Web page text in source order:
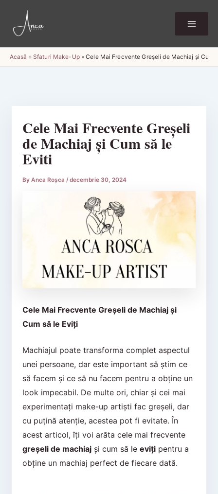
content
Acasă » Sfaturi Make-Up»Cele Mai Frecvente Greșeli de Machiaj și Cum
Cele Mai Frecvente Greșeli
de Machiaj și Cum să le
Eviti
By Anca Roșca /decembrie 30, 2024
Cele Mai Frecvente Greșeli de Machiaj și
Cum să le Eviți
Machiajul poate transforma complet aspectul
unei persoane, dar este important să știm ce
să facem și ce să nu facem pentru a obține un
look impecabil. De multe ori, chiar și cei mai
experimentați make-up artiști fac greșeli, dar
cu puțină atenție, acestea pot fi evitate. În
acest articol, îți voi arăta cele mai frecvente
greșeli de machiajși cum să le evițipentru a
obține un machiaj perfect de fiecare dată.